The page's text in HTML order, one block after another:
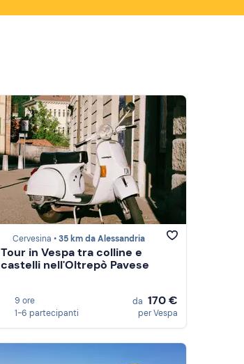
Cervesina •35 km da Alessandria
Tour in Vespa tra colline e
castelli nell'Oltrepò Pavese
9 ore
1-6 partecipanti
da 170 €
per Vespa